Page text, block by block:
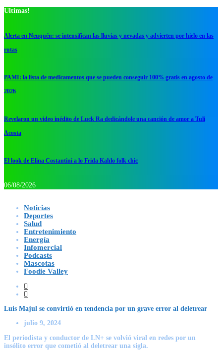
Ultimas!
Alerta en Neuquén: se intensifican las lluvias y nevadas y advierten por hielo en las
rutas
PAMI: la lista de medicamentos que se pueden conseguir 100% gratis en agosto de
2026
Revelaron un video inédito de Luck Ra dedicándole una canción de amor a Tuli
Acosta
El look de Elina Costantini a lo Frida Kahlo folk chic
06/08/2026
Noticias
Deportes
Salud
Entretenimiento
Energía
Infomercial
Podcasts
Mascotas
Foodie Valley
Luis Majul se convirtió en tendencia por un grave error al deletrear
julio 9, 2024
El periodista y conductor de LN+ se volvió viral en redes por un
insólito error que cometió al deletrear una sigla.